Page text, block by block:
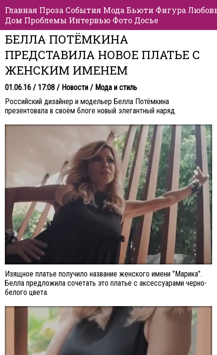
Главная Проза События Мода Бьюти Фигура
Дом Проблемы Интервью Фото Досье
БЕЛЛА ПОТЁМКИНА
ПРЕДСТАВИЛА НОВОЕ ПЛАТЬЕ С
ЖЕНСКИМ ИМЕНЕМ
01.06.16 / 17:08 / Новости / Мода и стиль
Российский дизайнер и модельер Белла Потёмкина
презентовала в своём блоге новый элегантный наряд.
Изящное платье получило название женского имени "Марика".
Белла предложила сочетать это платье с аксессуарами черно-
белого цвета.